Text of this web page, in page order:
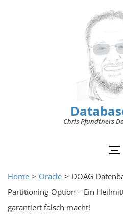
Chris Pfundtners
Home > Oracle > DOAG
Partitioning-Option – Ein
garantiert falsch macht!